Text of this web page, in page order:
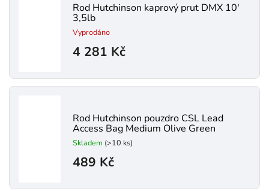
Rod Hutchinson kaprový prut DMX 10'
3,5lb
Vyprodáno
4 281 Kč
Rod Hutchinson pouzdro CSL Lead
Access Bag Medium Olive Green
Skladem (>10 ks)
489 Kč